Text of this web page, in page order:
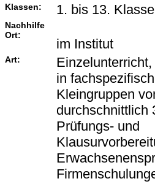
Klassen: 1. bis 13. Klasse
Nachhilfe
Ort:
im Institut
Art:
in
Kleingruppen
durchschnittlich
Prüfungs- und